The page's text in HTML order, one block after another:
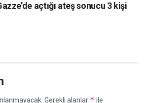
açtığı ateş sonucu 3 kişi
Gerekli alanlar * ile